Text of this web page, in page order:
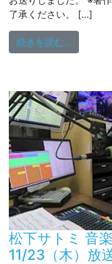
了承ください。 […]
続きを読む…
松下サトミ 音
11/23（木）放